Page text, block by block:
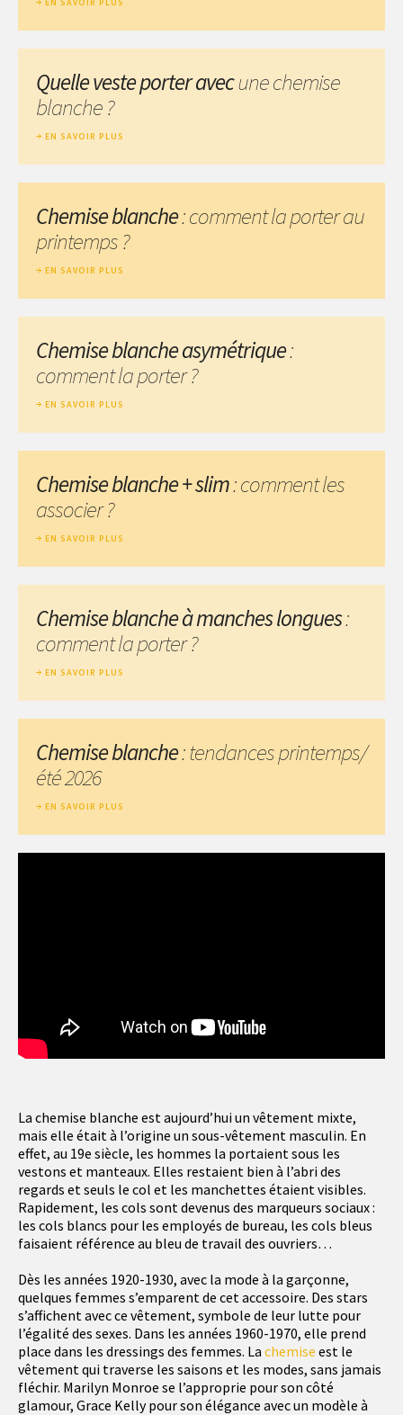
La chemise blanche est aujourd’hui un vêtement mixte,
mais elle était à l’origine un sous-vêtement masculin. En
effet, au 19e siècle, les hommes la portaient sous les
vestons et manteaux. Elles restaient bien à l’abri des
regards et seuls le col et les manchettes étaient visibles.
Rapidement, les cols sont devenus des marqueurs sociaux :
les cols blancs pour les employés de bureau, les cols bleus
faisaient référence au bleu de travail des ouvriers…
Dès les années 1920-1930, avec la mode à la garçonne,
quelques femmes s’emparent de cet accessoire. Des stars
s’affichent avec ce vêtement, symbole de leur lutte pour
l’égalité des sexes. Dans les années 1960-1970, elle prend
place dans les dressings des femmes. La chemise est le
vêtement qui traverse les saisons et les modes, sans jamais
fléchir. Marilyn Monroe se l’approprie pour son côté
glamour, Grace Kelly pour son élégance avec un modèle à
Quelle veste porter avecune chemise
blanche ?
EN SAVOIR PLUS
Chemise blanche: comment la porter au
printemps ?
EN SAVOIR PLUS
Chemise blanche asymétrique:
comment la porter ?
EN SAVOIR PLUS
Chemise blanche + slim: comment les
associer ?
EN SAVOIR PLUS
Chemise blanche à manches longues:
comment la porter ?
EN SAVOIR PLUS
Chemise blanche: tendances printemps/
été 2026
EN SAVOIR PLUS